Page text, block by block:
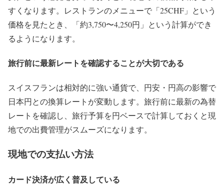
すくなります。レストランのメニューで「25CHF」という
価格を見たとき、「約3,750〜4,250円」という計算ができ
るようになります。
旅行前に最新レートを確認することが大切である
スイスフランは相対的に強い通貨で、円安・円高の影響で
日本円との換算レートが変動します。旅行前に最新の為替
レートを確認し、旅行予算を円ベースで計算しておくと現
地での出費管理がスムーズになります。
現地での支払い方法
カード決済が広く普及している